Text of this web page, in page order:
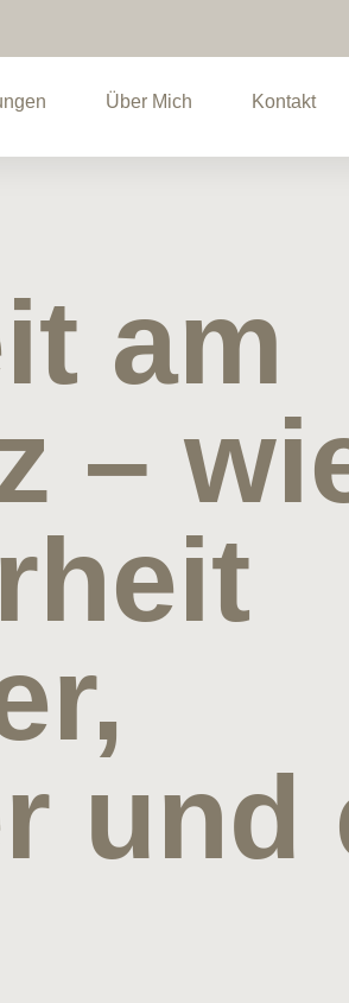
Über Mich Kontakt
am
–
und